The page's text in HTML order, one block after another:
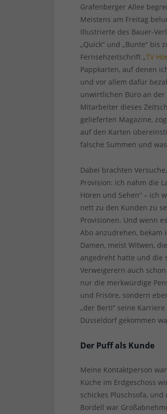
Grafenberger Allee
Meistens am Freitag
Illustrierte des Bauer-
„Quick“ und „Bunte“ bis
Fernsehzeitschrift „TV
Pappkarten, auf denen
und vor allem dafür
unwirtlichen Büro an der
Mitarbeiter dieses
gelieferten Magazine,
auf den Karten
falsche Summen und
Dabei brachten
Provision: Ich nahm die
Hören und Sehen“ – ich
nett zu den Kunden zu
Provisionen. Und wenn
Abo anzudrehen, bekam
Damen, meist Witwen,
angedreht hatte und die
Verweigerern auch
nur die merkwürdige
und Frisöre, sondern
„der Berti“ seine
Düsseldorf gekommen
Der Puff als Kunde
Meine Kontaktperson
Küche im Erdgeschoss
schickes Plüschsofa,
Bordell war